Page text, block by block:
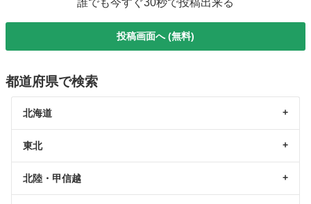
誰でも今すぐ30秒で投稿出来る
投稿画面へ (無料)
都道府県で検索
北海道
東北
北陸・甲信越